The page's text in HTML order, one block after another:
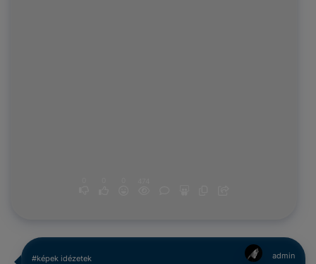
#képek idézetek admin